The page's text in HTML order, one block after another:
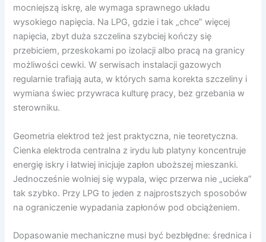
mocniejszą iskrę, ale wymaga sprawnego układu
wysokiego napięcia. Na LPG, gdzie i tak „chce” więcej
napięcia, zbyt duża szczelina szybciej kończy się
przebiciem, przeskokami po izolacji albo pracą na granicy
możliwości cewki. W serwisach instalacji gazowych
regularnie trafiają auta, w których sama korekta szczeliny i
wymiana świec przywraca kulturę pracy, bez grzebania w
sterowniku.
Geometria elektrod też jest praktyczna, nie teoretyczna.
Cienka elektroda centralna z irydu lub platyny koncentruje
energię iskry i łatwiej inicjuje zapłon uboższej mieszanki.
Jednocześnie wolniej się wypala, więc przerwa nie „ucieka”
tak szybko. Przy LPG to jeden z najprostszych sposobów
na ograniczenie wypadania zapłonów pod obciążeniem.
Dopasowanie mechaniczne musi być bezbłędne: średnica i